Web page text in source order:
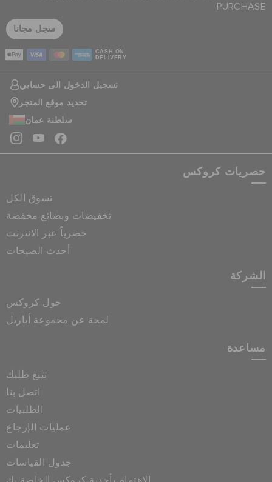
PURCHASE
سجل مجانا
CASH ON
DELIVERY
تسجيل الدخول الى حسابي
تحديد موقع المتجر
سلطنة عمان
حصريات كروكس
تسوق الكل
تخفيضات وبضائع مخفضة
حصرياً عبر الانترنت
أحدث الصيحات
الشركة
حول كروكس
لمحة عن مجموعة أباريل
مساعدة
تتبع طلبك
اتصل بنا
الطلبيات
عمليات الإرجاع
تعليمات
جدول القياسات
الاهتمام بأحذية كروكس الخاصة بك